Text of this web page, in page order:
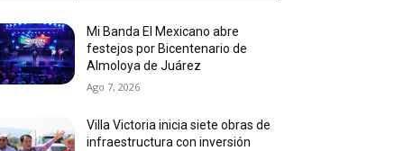
Mi Banda El Mexicano abre
festejos por Bicentenario de
Almoloya de Juárez
Ago 7, 2026
Villa Victoria inicia siete obras de
infraestructura con inversión